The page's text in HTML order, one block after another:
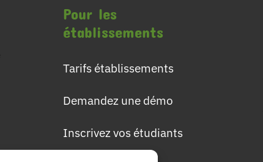
Pour les
établissements
Tarifs établissements
Demandez une démo
Inscrivez vos étudiants